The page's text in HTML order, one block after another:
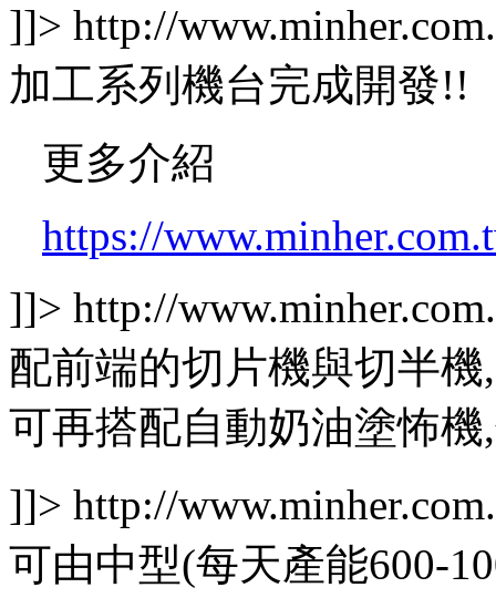
]]> http://
加工系列機台完成開發!!
更多介紹
https://
]]> http://
配前端的切片機與切半
可再搭配自動奶油塗怖
]]> http://
可由中型(每天產能600-